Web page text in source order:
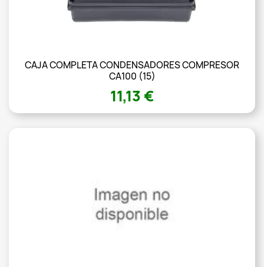
CAJA COMPLETA CONDENSADORES COMPRESOR
CA100 (15)
11,13 €